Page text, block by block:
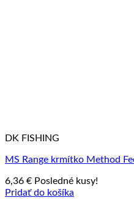
DK FISHING
MS Range krmítko Method
6,36 € Posledné kusy!
Pridať do košíka